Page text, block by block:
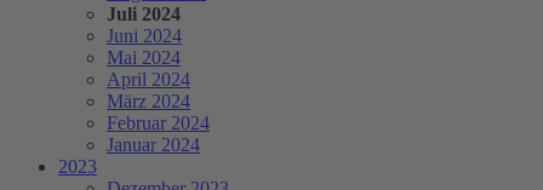
Juli 2024
Juni 2024
Mai 2024
April 2024
März 2024
Februar 2024
Januar 2024
2023